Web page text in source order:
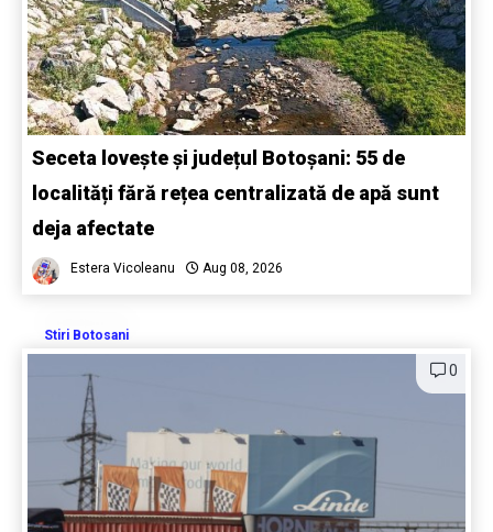
Seceta lovește și județul Botoșani: 55 de
localități fără rețea centralizată de apă sunt
deja afectate
Estera Vicoleanu Aug 08, 2026
Stiri Botosani
0